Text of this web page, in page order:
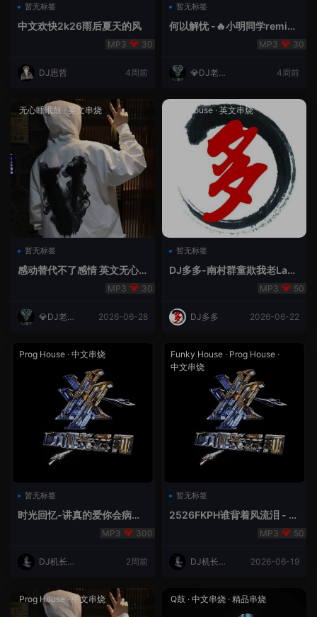
暂无标签
中文欢快2k26雨后夏天的风
30
DJ思哲 4周前
暂无标签
何以解忧 -🔥小明同学remix
30
💎DJ老王
4周前
无心睡眠鼓 ·英文串烧
暂无标签
感动替代不了感情 英文无心
睡眠睡-小明同学remix
30
💎DJ老王
2026-06-28
Lak House· 英文串烧
暂无标签
DJ多多-南村群童欺我老Lak
50
DJ多多 2026-06-22
Prog House · 中文串烧
暂无标签
时光回忆-讲真的爱你会病变
300
DJ机长云
2周前
Funky House · Prog House ·
中文串烧
暂无标签
2526FKPH谁背着风流泪 - D
50
DJ机长云
2026-06-19
Prog House ·中文串烧 Q鼓 · 中文串烧 · 精品串烧